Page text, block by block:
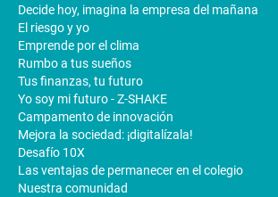
Decide hoy, imagina la empresa del mañana
El riesgo y yo
Emprende por el clima
Rumbo a tus sueños
Tus finanzas, tu futuro
Yo soy mi futuro - Z-SHAKE
Campamento de innovación
Mejora la sociedad: ¡digitalízala!
Desafío 10X
Las ventajas de permanecer en el colegio
Nuestra comunidad